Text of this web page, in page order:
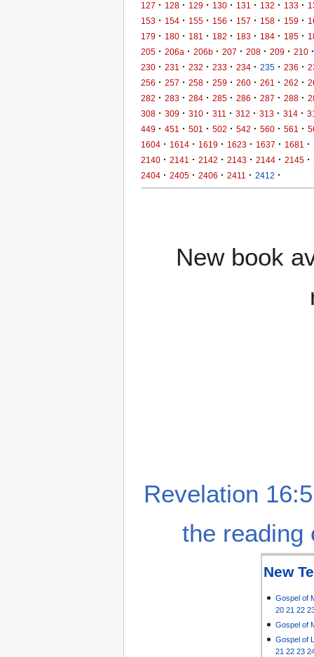
127 · 128 · 129 · 130 · 131 · 132 · 133 ·
153 · 154 · 155 · 156 · 157 · 158 · 159 ·
179 · 180 · 181 · 182 · 183 · 184 · 185 ·
205 · 206a · 206b · 207 · 208 · 209 · 210 ·
230 · 231 · 232 · 233 · 234 · 235 · 236 ·
256 · 257 · 258 · 259 · 260 · 261 · 262 ·
282 · 283 · 284 · 285 · 286 · 287 · 288 ·
308 · 309 · 310 · 311 · 312 · 313 · 314 ·
449 · 451 · 501 · 502 · 542 · 560 · 561 ·
1604 · 1614 · 1619 · 1623 · 1637 · 1681 ·
2140 · 2141 · 2142 · 2143 · 2144 · 2145 ·
2404 · 2405 · 2406 · 2411 · 2412 ·
New book
Revelation
the reading
New
Gospel of
20 21 22
Gospel of
Gospel of
21 22 23